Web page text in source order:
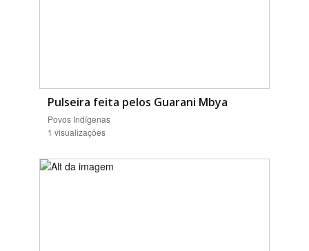
Pulseira feita pelos Guarani Mbya
Povos Indígenas
1 visualizações